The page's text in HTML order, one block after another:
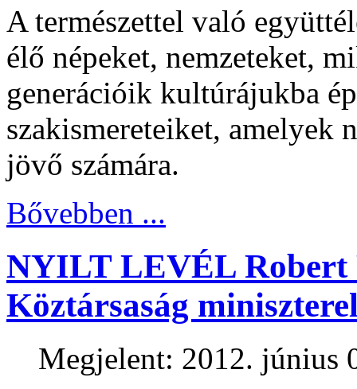
A természettel való
élő népeket, nemzeteket,
generációik kultúrájukba
szakismereteiket, amelyek
jövő számára.
Bővebben ...
NYILT LEVÉL Robert
Köztársaság
Megjelent: 2012. június